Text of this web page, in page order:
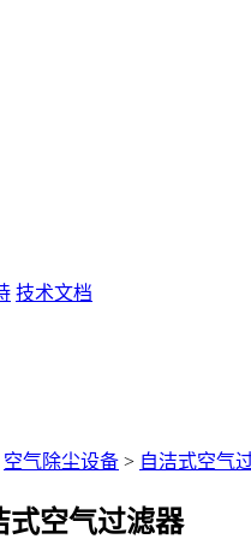
技术文档
空气除尘设备 > 自洁式空气
式空气过滤器